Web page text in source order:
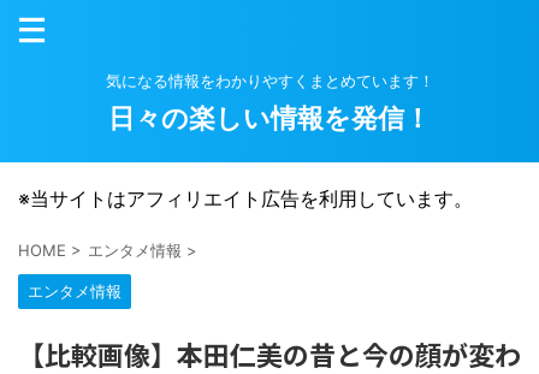
気になる情報をわかりやすくまとめています！
日々の楽しい情報を発信！
※当サイトはアフィリエイト広告を利用しています。
HOME > エンタメ情報 >
エンタメ情報
【比較画像】本田仁美の昔と今の顔が変わ